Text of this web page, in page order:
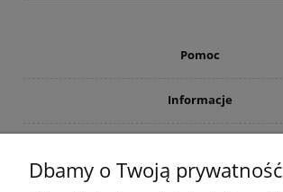
Pomoc
Informacje
Dbamy o Twoją prywatność